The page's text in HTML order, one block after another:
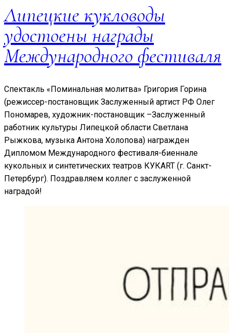
Липецкие кукловоды
удостоены награды
Международного фестиваля
Спектакль «Поминальная молитва» Григория Горина
(режиссер-постановщик Заслуженный артист РФ Олег
Пономарев, художник-постановщик –Заслуженный
работник культуры Липецкой области Светлана
Рыжкова, музыка Антона Холопова) награжден
Дипломом Международного фестиваля-биеннале
кукольных и синтетических театров КУКART (г. Санкт-
Петербург). Поздравляем коллег с заслуженной
наградой!